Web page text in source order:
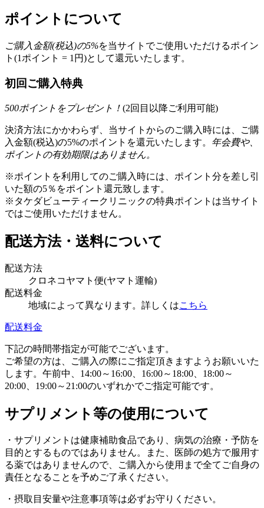
ポイントについて
ご購入金額(税込)の5%を当サイトでご使用いただけるポイン
ト(1ポイント = 1円)として還元いたします。
初回ご購入特典
500ポイントをプレゼント！ (2回目以降ご利用可能)
決済方法にかかわらず、当サイトからのご購入時には、ご購
入金額(税込)の5%のポイントを還元いたします。 年会費や、
ポイントの有効期限はありません。
※ポイントを利用してのご購入時には、ポイント分を差し引
いた額の5％をポイント還元致します。
※タケダビューティークリニックの特典ポイントは当サイト
ではご使用いただけません。
配送方法・送料について
配送方法
クロネコヤマト便(ヤマト運輸)
配送料金
地域によって異なります。詳しくはこちら
配送料金
下記の時間帯指定が可能でございます。
ご希望の方は、ご購入の際にご指定頂きますようお願いいた
します。午前中、14:00～16:00、16:00～18:00、18:00～
20:00、19:00～21:00のいずれかでご指定可能です。
サプリメント等の使用について
・サプリメントは健康補助食品であり、病気の治療・予防を
目的とするものではありません。また、医師の処方で服用す
る薬ではありませんので、ご購入から使用まで全てご自身の
責任となることを予めご了承ください。
・摂取目安量や注意事項等は必ずお守りください。